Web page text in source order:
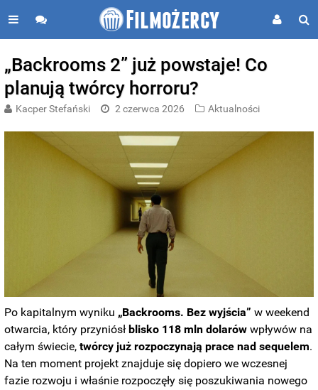
„Backrooms 2” już powstaje! Co
planują twórcy horroru?
Kacper Stefański 2 czerwca 2026 Aktualności
Po kapitalnym wyniku „Backrooms. Bez wyjścia” w weekend
otwarcia, który przyniósł blisko 118 mln dolarów wpływów na
całym świecie,twórcy już rozpoczynają prace nad sequelem.
Na ten moment projekt znajduje się dopiero we wczesnej
fazie rozwoju i właśnie rozpoczęły się poszukiwania nowego